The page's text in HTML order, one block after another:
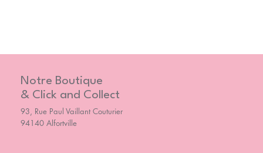
Notre Boutique
& Click and Collect
93, Rue Paul Vaillant Couturier
94140 Alfortville